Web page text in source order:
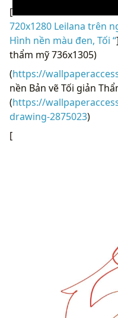
[
720x1280 Leilana trên
Hình nền màu đen, Tối “
thẩm mỹ 736x1305)
(https://
nền Bản vẽ Tối giản
(https://
drawing-2875023)
[